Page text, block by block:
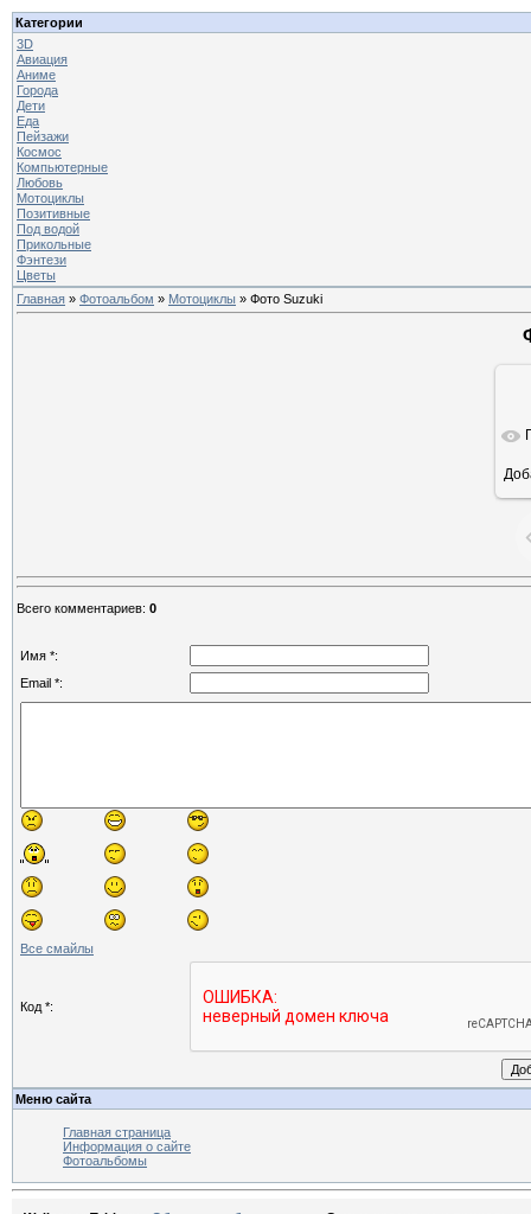
Категории
3D
Авиация
Аниме
Города
Дети
Еда
Пейзажи
Космос
Компьютерные
Любовь
Мотоциклы
Позитивные
Под водой
Прикольные
Фэнтези
Цветы
Главная » Фотоальбом » Мотоциклы » Фото Suzuki
Всего комментариев: 0
Имя *:
Email *:
Все смайлы
Код *:
Меню сайта
Главная страница
Информация о сайте
Фотоальбомы